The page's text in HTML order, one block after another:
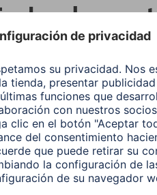
los
por: Tipo de
Color